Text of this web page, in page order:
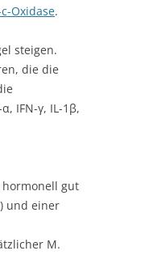
Oxidase.
steigen.
die die
IFN-γ, IL-1β,
gut
und einer
M.